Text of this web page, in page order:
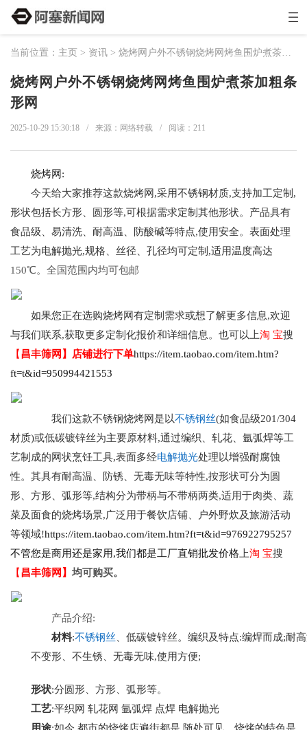
当前位置： 主页 > 资讯 > 烧烤网户外不锈钢烧烤网烤鱼围炉煮茶加粗条形网
烧烤网户外不锈钢烧烤网烤鱼围炉煮茶加粗条
形网
2025-10-29 15:30:18 / 来源：网络转载 / 阅读： 211
烧烤网:
今天给大家推荐这款烧烤网,采用不锈钢材质,支持加工定制,
形状包括长方形、圆形等,可根据需求定制其他形状。产品具有
食品级、易清洗、耐高温、防酸碱等特点,使用安全。表面处理
工艺为电解抛光,规格、丝径、孔径均可定制,适用温度高达
150℃。全国范围内均可包邮
如果您正在选购烧烤网有定制需求或想了解更多信息,欢迎
与我们联系,获取更多定制化报价和详细信息。也可以上淘 宝搜
【 昌丰筛网】店铺进行下单https://item.taobao.com/item.htm?
ft=t&id=950994421553
我们这款不锈钢烧烤网是以不锈钢丝(如食品级201/304
材质)或低碳镀锌丝为主要原材料,通过编织、轧花、氩弧焊等工
艺制成的网状烹饪工具,表面多经电解抛光处理以增强耐腐蚀
性。其具有耐高温、防锈、无毒无味等特性,按形状可分为圆
形、方形、弧形等,结构分为带柄与不带柄两类,适用于肉类、蔬
菜及面食的烧烤场景,广泛用于餐饮店铺、户外野炊及旅游活动
等领域!https://item.taobao.com/item.htm?ft=t&id=976922795257
不管您是商用还是家用,我们都是工厂直销批发价格 上淘 宝搜
【 昌丰筛网】 均可购买。
产品介绍:
材料:不锈钢丝 、低碳镀锌丝。编织及特点:编焊而成;耐
不变形、不生锈、无毒无味,使用方便;
形状:分圆形、方形、弧形等。
工艺:平织网 轧花网 氩弧焊 点焊 电解抛光